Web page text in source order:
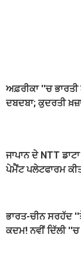
ਅਫ਼ਰੀਕਾ ''ਚ
ਦਬਦਬਾ; ਕੁਦਰਤੀ
ਜਾਪਾਨ ਦੇ NTT
ਪੇਮੈਂਟ ਪਲੇਟਫਾਰਮ
ਭਾਰਤ-ਚੀਨ ਸਰਹੱਦ
ਕਦਮ! ਨਵੀਂ ਦਿੱਲੀ